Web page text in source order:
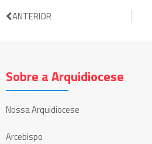
ANTERIOR
Sobre a Arquidiocese
Nossa Arquidiocese
Arcebispo